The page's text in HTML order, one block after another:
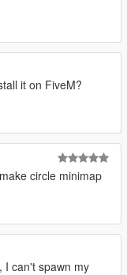
it on FiveM?
circle minimap
I can't spawn my